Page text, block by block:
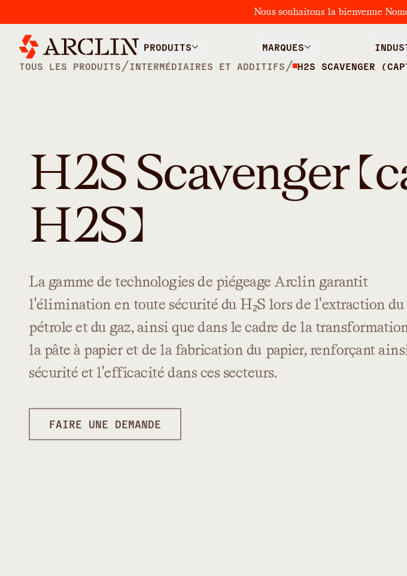
Nous souhaitons la bienvenue
PRODUITS MARQUES
TOUS LES PRODUITS /INTERMÉDIAIRES ET ADDITIFS / H2S SCAVENGER
H2S Scavenger
H2S)
La gamme de technologiesde piégeage Arclin garantit
l'élimination en toute sécurité du H₂S lorsde l'extraction du
pétrole etdu gaz,ainsique dans le cadre de la
la pâte à papieret de la fabrication du papier, renforçant
sécurité et l'efficacité dans cessecteurs.
FAIRE UNE DEMANDE